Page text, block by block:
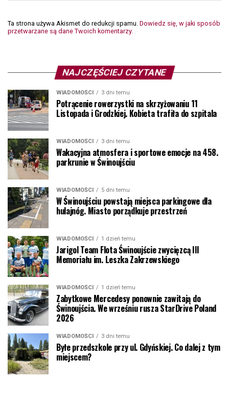
Ta strona używa Akismet do redukcji spamu. Dowiedz się, w jaki sposób
przetwarzane są dane Twoich komentarzy.
NAJCZĘŚCIEJ CZYTANE
WIADOMOŚCI 3 dni temu
Potrącenie rowerzystki na skrzyżowaniu 11
Listopada i Grodzkiej. Kobieta trafiła do szpitala
WIADOMOŚCI 3 dni temu
Wakacyjna atmosfera i sportowe emocje na 458.
parkrunie w Świnoujściu
WIADOMOŚCI 5 dni temu
W Świnoujściu powstają miejsca parkingowe dla
hulajnóg. Miasto porządkuje przestrzeń
WIADOMOŚCI 1 dzień temu
Jarigol Team Flota Świnoujście zwycięzcą III
Memoriału im. Leszka Zakrzewskiego
WIADOMOŚCI 1 dzień temu
Zabytkowe Mercedesy ponownie zawitają do
Świnoujścia. We wrześniu rusza StarDrive Poland
2026
WIADOMOŚCI 3 dni temu
Byłe przedszkole przy ul. Gdyńskiej. Co dalej z tym
miejscem?